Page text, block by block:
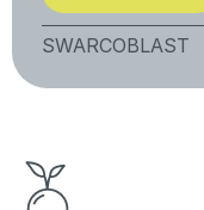
SWARCOBLAST